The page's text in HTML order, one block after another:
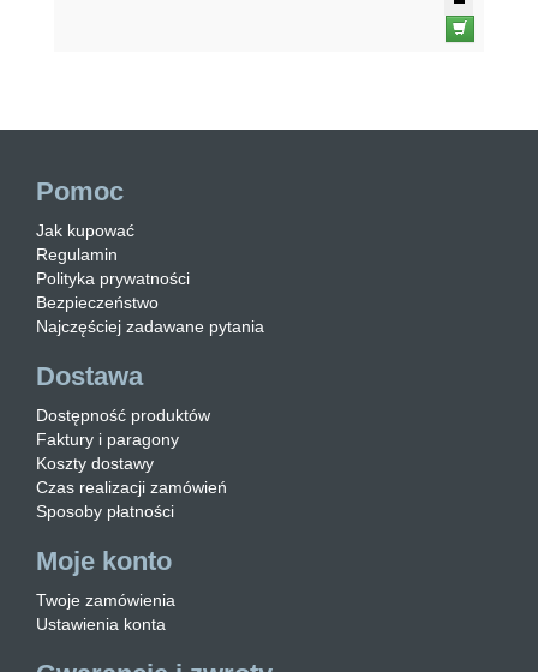
Pomoc
Jak kupować
Regulamin
Polityka prywatności
Bezpieczeństwo
Najczęściej zadawane pytania
Dostawa
Dostępność produktów
Faktury i paragony
Koszty dostawy
Czas realizacji zamówień
Sposoby płatności
Moje konto
Twoje zamówienia
Ustawienia konta